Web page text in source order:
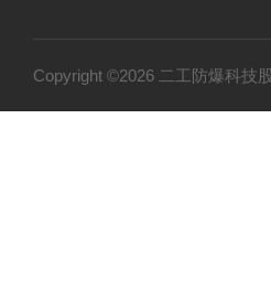
Copyright ©2026 二工防爆科